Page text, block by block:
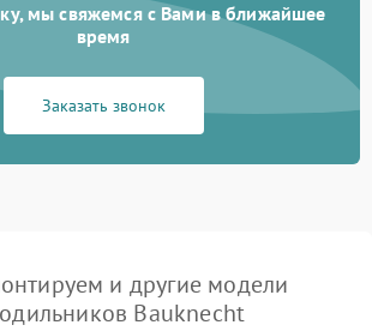
мы свяжемся с Вами в ближайшее
время
Заказать звонок
и другие модели
Bauknecht